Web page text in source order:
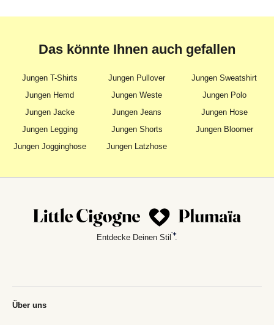
Das könnte Ihnen auch gefallen
Jungen T-Shirts Jungen Pullover
Jungen Sweatshirt
Jungen Hemd
Jungen Weste
Jungen Polo
Jungen Jacke
Jungen Jeans
Jungen Hose
Jungen Legging
Jungen Shorts
Jungen Bloomer
Jungen Jogginghose
Jungen Latzhose
Entdecke Deinen Stil
Über uns